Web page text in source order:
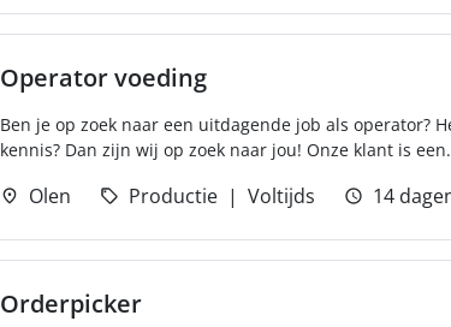
Operator voeding
Ben je op zoek naar een uitdagende job als operator?
kennis? Dan zijn wij op zoek naar jou! Onze klant is
Olen Productie Voltijds 14
Orderpicker